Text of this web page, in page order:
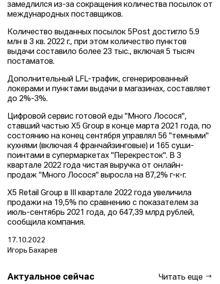
замедлился из-за сокращения количества посылок от
международных поставщиков.
Количество выданных посылок 5Post достигло 5.9
млн в 3 кв. 2022 г., при этом количество пунктов
выдачи составило более 23 тыс., включая 5 тысяч
постаматов.
Дополнительный LFL-трафик, сгенерированный
локерами и пунктами выдачи в магазинах, составляет
до 2%-3%.
Цифровой сервис готовой еды "Много Лосося",
ставший частью X5 Group в конце марта 2021 года, по
состоянию на конец сентября управлял 56 "темными"
кухнями (включая 4 франчайзинговые) и 165 суши-
поинтами в супермаркетах "Перекресток". В 3
квартале 2022 года чистая выручка от онлайн-
продаж "Много Лосося" выросла на 87,2% г-к-г.
X5 Retail Group в III квартале 2022 года увеличила
продажи на 19,5% по сравнению с показателем за
июль-сентябрь 2021 года, до 647,39 млрд рублей,
сообщила компания.
17.10.2022
Игорь Бахарев
Актуальное сейчас Читать еще